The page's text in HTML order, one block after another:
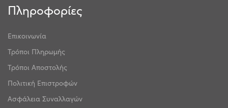
Πληροφορίες
Επικοινωνία
Τρόποι Πληρωμής
Τρόποι Αποστολής
Πολιτική Επιστροφών
Ασφάλεια Συναλλαγών